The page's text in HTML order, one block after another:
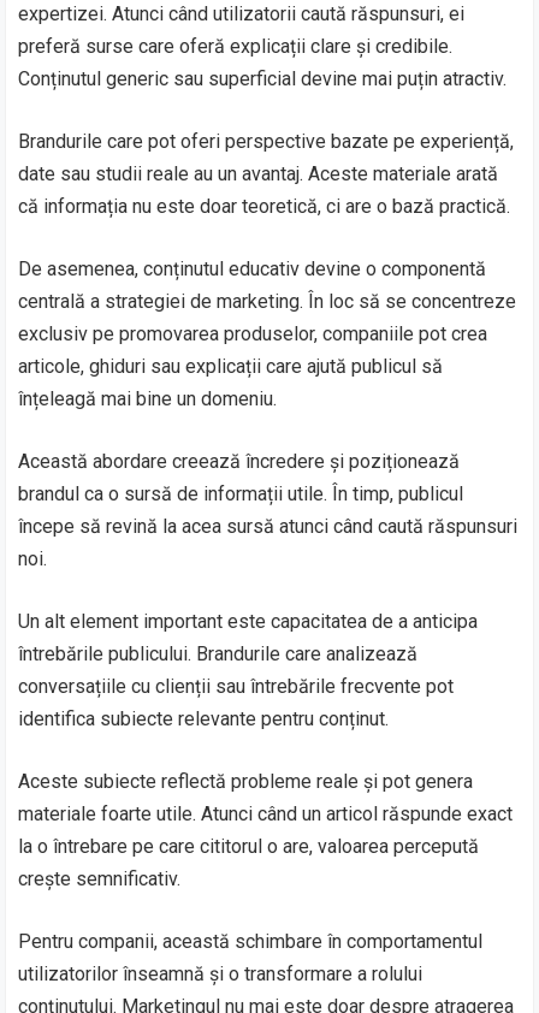
expertizei. Atunci când utilizatorii caută răspunsuri, ei
preferă surse care oferă explicații clare și credibile.
Conținutul generic sau superficial devine mai puțin atractiv.
Brandurile care pot oferi perspective bazate pe experiență,
date sau studii reale au un avantaj. Aceste materiale arată
că informația nu este doar teoretică, ci are o bază practică.
De asemenea, conținutul educativ devine o componentă
centrală a strategiei de marketing. În loc să se concentreze
exclusiv pe promovarea produselor, companiile pot crea
articole, ghiduri sau explicații care ajută publicul să
înțeleagă mai bine un domeniu.
Această abordare creează încredere și poziționează
brandul ca o sursă de informații utile. În timp, publicul
începe să revină la acea sursă atunci când caută răspunsuri
noi.
Un alt element important este capacitatea de a anticipa
întrebările publicului. Brandurile care analizează
conversațiile cu clienții sau întrebările frecvente pot
identifica subiecte relevante pentru conținut.
Aceste subiecte reflectă probleme reale și pot genera
materiale foarte utile. Atunci când un articol răspunde exact
la o întrebare pe care cititorul o are, valoarea percepută
crește semnificativ.
Pentru companii, această schimbare în comportamentul
utilizatorilor înseamnă și o transformare a rolului
conținutului. Marketingul nu mai este doar despre atragerea